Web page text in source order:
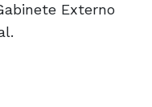
Externo